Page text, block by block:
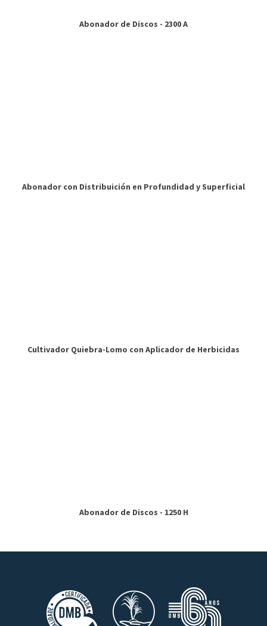
Abonador de Discos - 2300 A
Abonador con Distribuición en Profundidad y Superficial
Cultivador Quiebra-Lomo con Aplicador de Herbicidas
Abonador de Discos - 1250 H